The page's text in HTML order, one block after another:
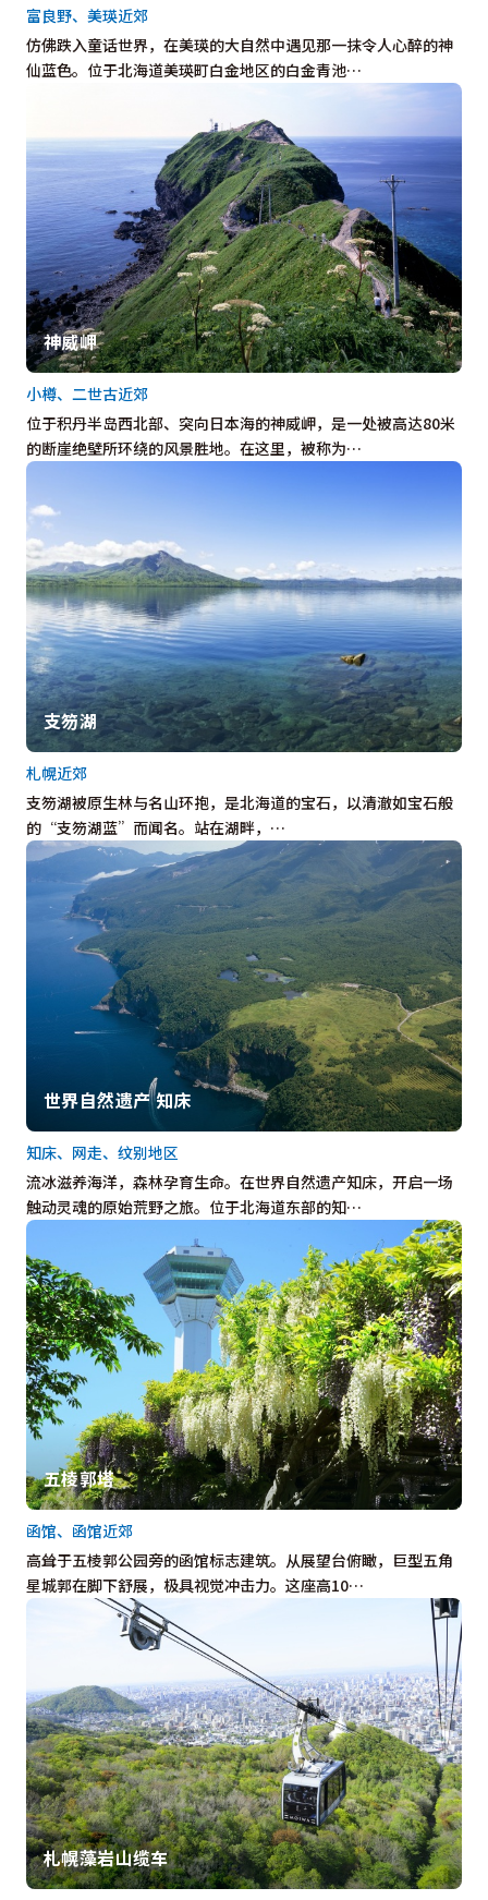
仿佛跌入童话世界，在美瑛的大自然中遇见那一抹令人心醉的神
仙蓝色。位于北海道美瑛町白金地区的白金青池…
富良野、美瑛近郊
神威岬
位于积丹半岛西北部、突向日本海的神威岬，是一处被高达80米
的断崖绝壁所环绕的风景胜地。在这里，被称为…
小樽、二世古近郊
支笏湖
支笏湖被原生林与名山环抱，是北海道的宝石，以清澈如宝石般
的“支笏湖蓝”而闻名。站在湖畔，…
札幌近郊
世界自然遗产 知床
流冰滋养海洋，森林孕育生命。在世界自然遗产知床，开启一场
触动灵魂的原始荒野之旅。位于北海道东部的知…
知床、网走、纹别地区
五棱郭塔
高耸于五棱郭公园旁的函馆标志建筑。从展望台俯瞰，巨型五角
星城郭在脚下舒展，极具视觉冲击力。这座高10…
函馆、函馆近郊
札幌藻岩山缆车